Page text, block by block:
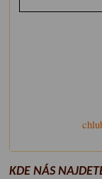
KDE NÁS